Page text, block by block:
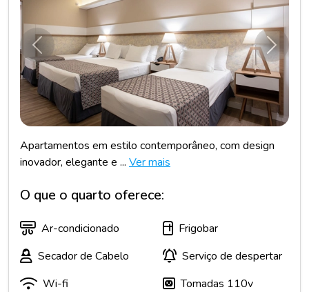
Anterior
Apartamentos em estilo contemporâneo, com design
inovador, elegante e ... Ver mais
O que o quarto oferece:
Ar-condicionado
Frigobar
Secador de Cabelo
Serviço de despertar
Wi-fi
Tomadas 110v